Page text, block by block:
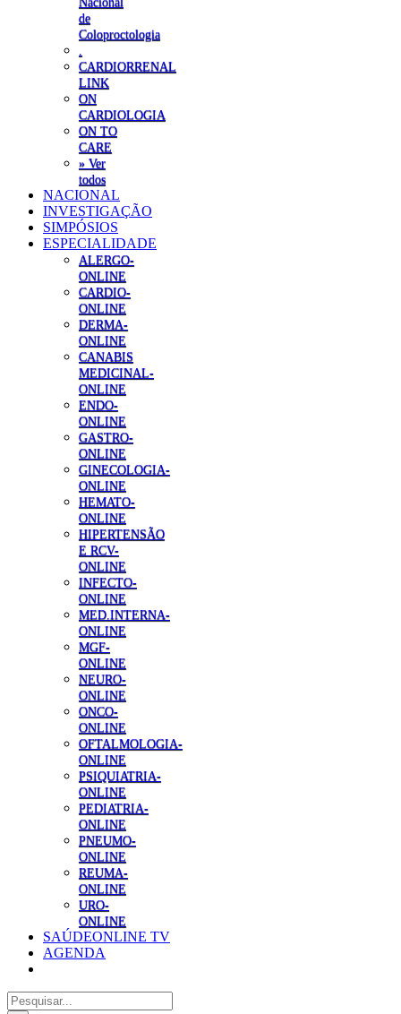
de
Coloproctologia
CARDIORRENAL
LINK
ON
CARDIOLOGIA
ON TO
CARE
» Ver
todos
NACIONAL
INVESTIGAÇÃO
SIMPÓSIOS
ESPECIALIDADE
ALERGO-
ONLINE
CARDIO-
ONLINE
DERMA-
ONLINE
CANABIS
MEDICINAL-
ONLINE
ENDO-
ONLINE
GASTRO-
ONLINE
GINECOLOGIA-
ONLINE
HEMATO-
ONLINE
HIPERTENSÃO
E RCV-
ONLINE
INFECTO-
ONLINE
MED.INTERNA-
ONLINE
MGF-
ONLINE
NEURO-
ONLINE
ONCO-
ONLINE
OFTALMOLOGIA-
ONLINE
PSIQUIATRIA-
ONLINE
PEDIATRIA-
ONLINE
PNEUMO-
ONLINE
REUMA-
ONLINE
URO-
ONLINE
SAÚDEONLINE TV
AGENDA
Pesquisar